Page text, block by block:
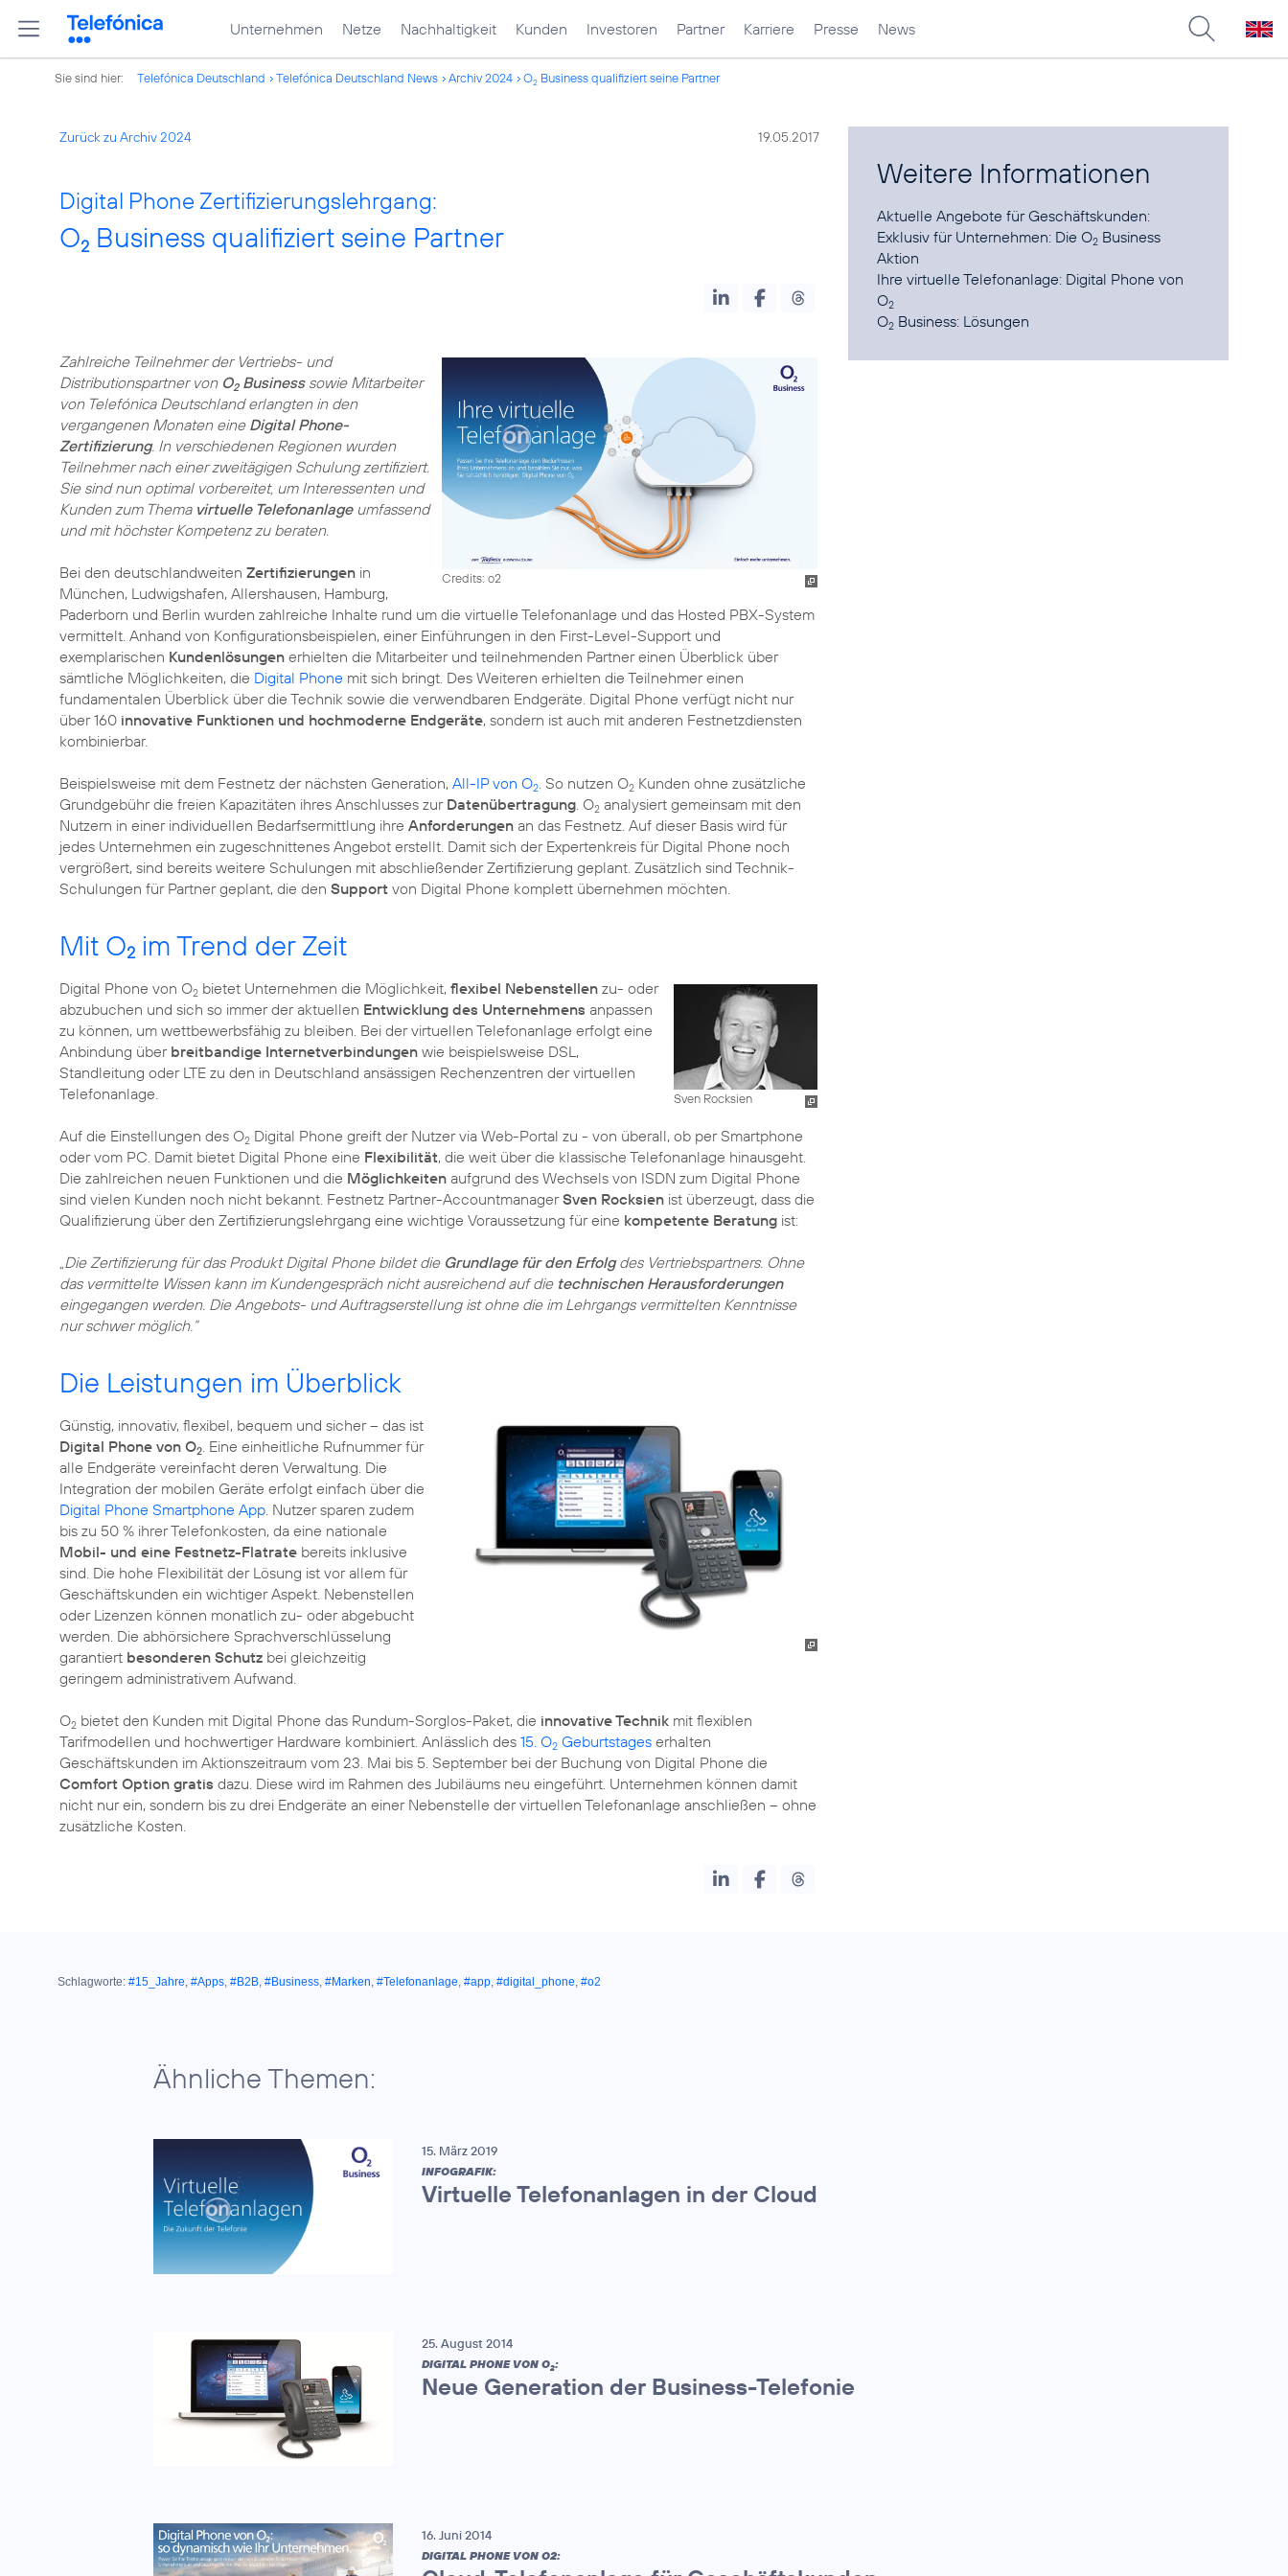
Unternehmen Netze Nachhaltigkeit Kunden Investoren Partner Karriere Presse News
Sie sind hier: Telefónica Deutschland Telefónica Deutschland News Archiv 2024 O2 Business qualifiziert seine Partner
Zurück zu Archiv 2024 19.05.2017
Digital Phone Zertifizierungslehrgang:
O2 Business qualifiziert seine Partner
Credits: o2
Zahlreiche Teilnehmer der Vertriebs- und
Distributionspartner von O2Businesssowie Mitarbeiter
von Telefónica Deutschland erlangten in den
vergangenen Monaten eine Digital Phone-
Zertifizierung. In verschiedenen Regionen wurden
Teilnehmer nach einer zweitägigen Schulung zertifiziert.
Sie sind nun optimal vorbereitet, um Interessenten und
Kunden zum Thema virtuelle Telefonanlageumfassend
und mit höchster Kompetenz zu beraten.
Bei den deutschlandweiten Zertifizierungen in
München, Ludwigshafen, Allershausen, Hamburg,
Paderborn und Berlin wurden zahlreiche Inhalte rund um die virtuelle Telefonanlage und das Hosted PBX-System
vermittelt. Anhand von Konfigurationsbeispielen, einer Einführungen in den First-Level-Support und
exemplarischen Kundenlösungen erhielten die Mitarbeiter und teilnehmenden Partner einen Überblick über
sämtliche Möglichkeiten, die Digital Phone mit sich bringt. Des Weiteren erhielten die Teilnehmer einen
fundamentalen Überblick über die Technik sowie die verwendbaren Endgeräte. Digital Phone verfügt nicht nur
über 160 innovative Funktionen und hochmoderne Endgeräte, sondern ist auch mit anderen Festnetzdiensten
kombinierbar.
Beispielsweise mit dem Festnetz der nächsten Generation, All-IP von O2. So nutzen O2 Kunden ohne zusätzliche
Grundgebühr die freien Kapazitäten ihres Anschlusses zur Datenübertragung. O2 analysiert gemeinsam mit den
Nutzern in einer individuellen Bedarfsermittlung ihre Anforderungen an das Festnetz. Auf dieser Basis wird für
jedes Unternehmen ein zugeschnittenes Angebot erstellt. Damit sich der Expertenkreis für Digital Phone noch
vergrößert, sind bereits weitere Schulungen mit abschließender Zertifizierung geplant. Zusätzlich sind Technik-
Schulungen für Partner geplant, die den Support von Digital Phone komplett übernehmen möchten.
Mit O2 im Trend der Zeit
Sven Rocksien
Digital Phone von O2 bietet Unternehmen die Möglichkeit, flexibel Nebenstellen zu- oder
abzubuchen und sich so immer der aktuellen Entwicklung des Unternehmens anpassen
zu können, um wettbewerbsfähig zu bleiben. Bei der virtuellen Telefonanlage erfolgt eine
Anbindung über breitbandige Internetverbindungen wie beispielsweise DSL,
Standleitung oder LTE zu den in Deutschland ansässigen Rechenzentren der virtuellen
Telefonanlage.
Auf die Einstellungen des O2 Digital Phone greift der Nutzer via Web-Portal zu - von überall, ob per Smartphone
oder vom PC. Damit bietet Digital Phone eine Flexibilität, die weit über die klassische Telefonanlage hinausgeht.
Die zahlreichen neuen Funktionen und die Möglichkeiten aufgrund des Wechsels von ISDN zum Digital Phone
sind vielen Kunden noch nicht bekannt. Festnetz Partner-AccountmanagerSven Rocksien ist überzeugt, dass die
Qualifizierung über den Zertifizierungslehrgang eine wichtige Voraussetzung für eine kompetente Beratung ist:
„Die Zertifizierung für das Produkt Digital Phone bildet die Grundlage für den Erfolgdes Vertriebspartners. Ohne
das vermittelte Wissen kann im Kundengespräch nicht ausreichend auf die technischen Herausforderungen
eingegangen werden. Die Angebots- und Auftragserstellung ist ohne die im Lehrgangs vermittelten Kenntnisse
nur schwer möglich.“
Die Leistungen im Überblick
Günstig, innovativ, flexibel, bequem und sicher – das ist
Digital Phone von O2. Eine einheitliche Rufnummer für
alle Endgeräte vereinfacht deren Verwaltung. Die
Integration der mobilen Geräte erfolgt einfach über die
Digital Phone Smartphone App. Nutzer sparen zudem
bis zu 50 % ihrer Telefonkosten, da eine nationale
Mobil- und eine Festnetz-Flatrate bereits inklusive
sind. Die hohe Flexibilität der Lösung ist vor allem für
Geschäftskunden ein wichtiger Aspekt. Nebenstellen
oder Lizenzen können monatlich zu- oder abgebucht
werden. Die abhörsichere Sprachverschlüsselung
garantiert besonderen Schutz bei gleichzeitig
geringem administrativem Aufwand.
O2 bietet den Kunden mit Digital Phone das Rundum-Sorglos-Paket, die innovative Technik mit flexiblen
Tarifmodellen und hochwertiger Hardware kombiniert. Anlässlich des 15. O2 Geburtstages erhalten
Geschäftskunden im Aktionszeitraum vom 23. Mai bis 5. September bei der Buchung von Digital Phone die
Comfort Option gratis dazu. Diese wird im Rahmen des Jubiläums neu eingeführt. Unternehmen können damit
nicht nur ein, sondern bis zu drei Endgeräte an einer Nebenstelle der virtuellen Telefonanlage anschließen – ohne
zusätzliche Kosten.
Weitere Informationen
Aktuelle Angebote für Geschäftskunden:
Exklusiv für Unternehmen: Die O2 Business
Aktion
Ihre virtuelle Telefonanlage: Digital Phone von
O2
O2 Business: Lösungen
Schlagworte: #15_Jahre, #Apps, #B2B, #Business, #Marken, #Telefonanlage, #app, #digital_phone, #o2
Ähnliche Themen:
15. März 2019
INFOGRAFIK:
Virtuelle Telefonanlagen in der Cloud
25. August 2014
DIGITAL PHONE VON O2:
Neue Generation der Business-Telefonie
16. Juni 2014
DIGITAL PHONE VON O2: